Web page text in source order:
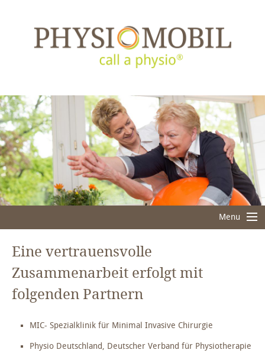
Menu
Willkommen
Leistungen
Eine vertrauensvolle
Zusammenarbeit erfolgt mit
folgenden Partnern
MIC- Spezialklinik für Minimal Invasive Chirurgie
Physio Deutschland, Deutscher Verband für Physiotherapie